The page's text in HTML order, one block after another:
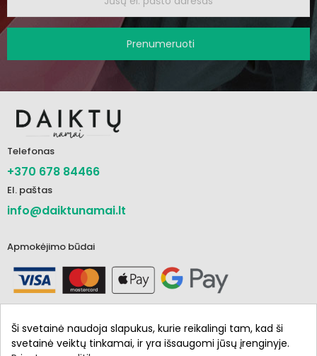
Prenumeruoti
Telefonas
+370 678 84466
El. paštas
info@daiktunamai.lt
Apmokėjimo būdai
Ši svetainė naudoja slapukus, kurie reikalingi tam, kad ši
svetainė veiktų tinkamai, ir yra išsaugomi jūsų įrenginyje.